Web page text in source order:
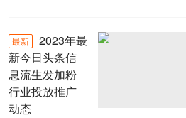
最新
2023年最
新今日头条信
息流生发加粉
行业投放推广
动态